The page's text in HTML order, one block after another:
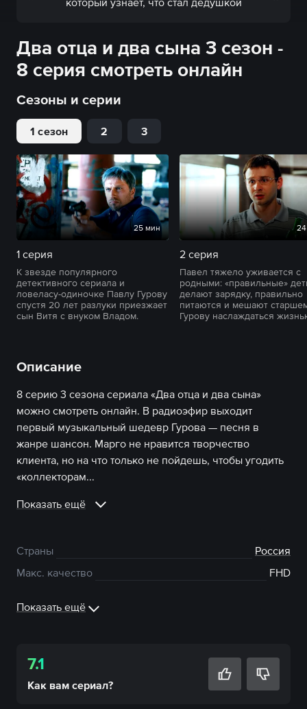
Два отца и два сына 3 сезон -
8 серия смотреть онлайн
Сезоны и серии
1 сезон 2 3
25 мин
1 серия
К звезде популярного
детективного сериала и
ловеласу-одиночке Павлу Гурову
спустя 20 лет разлуки приезжает
сын Витя с внуком Владом.
2 серия
Павел тяжело уживается с
родными: «правильные»
делают зарядку, правильно
питаются и мешают
Гурову наслаждаться
Описание
8 серию 3 сезона сериала «Два отца и два сына»
можно смотреть онлайн. В радиоэфир выходит
первый музыкальный шедевр Гурова — песня в
жанре шансон. Марго не нравится творчество
клиента, но на что только не пойдешь, чтобы угодить
«коллекторам...
Показать ещё
Страны
Россия
Макс. качество
FHD
Показать ещё
7.1
Как вам сериал?